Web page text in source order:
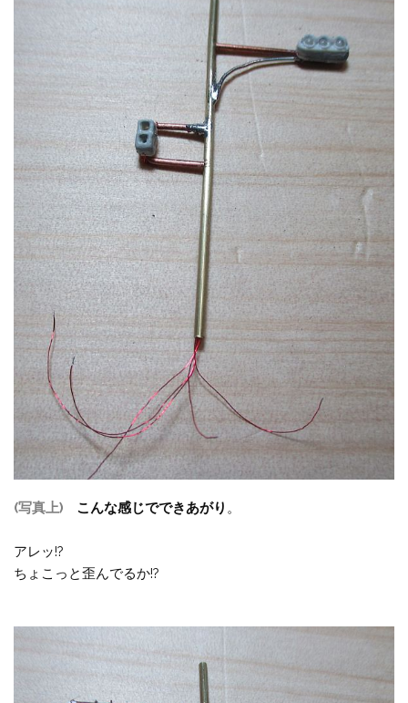
(写真上) こんな感じでできあがり 。
アレッ!?
ちょこっと歪んでるか!?